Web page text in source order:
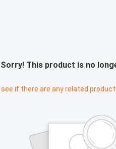
Sorry! This product is no
see if there are any related